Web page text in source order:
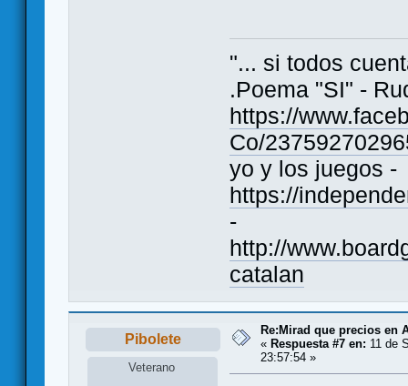
"... si todos
.Poema "SI" -
https://
Co/
yo y los juegos -
https://
-
http://
catalan
Pibolete
Veterano
Re:Mirad que precios en
« Respuesta #7 en: 11 de
23:57:54 »